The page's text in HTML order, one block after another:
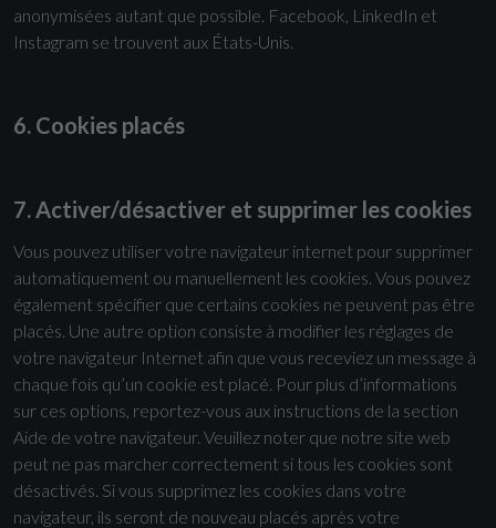
anonymisées autant que possible. Facebook, LinkedIn et
Instagram se trouvent aux États-Unis.
6. Cookies placés
7. Activer/désactiver et supprimer les cookies
Vous pouvez utiliser votre navigateur internet pour supprimer
automatiquement ou manuellement les cookies. Vous pouvez
également spécifier que certains cookies ne peuvent pas être
placés. Une autre option consiste à modifier les réglages de
votre navigateur Internet afin que vous receviez un message à
chaque fois qu’un cookie est placé. Pour plus d’informations
sur ces options, reportez-vous aux instructions de la section
Aide de votre navigateur. Veuillez noter que notre site web
peut ne pas marcher correctement si tous les cookies sont
désactivés. Si vous supprimez les cookies dans votre
navigateur, ils seront de nouveau placés après votre